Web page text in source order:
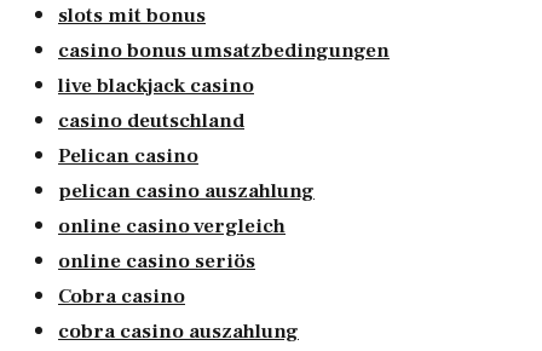
slots mit bonus
casino bonus umsatzbedingungen
live blackjack casino
casino deutschland
Pelican casino
pelican casino auszahlung
online casino vergleich
online casino seriös
Cobra casino
cobra casino auszahlung